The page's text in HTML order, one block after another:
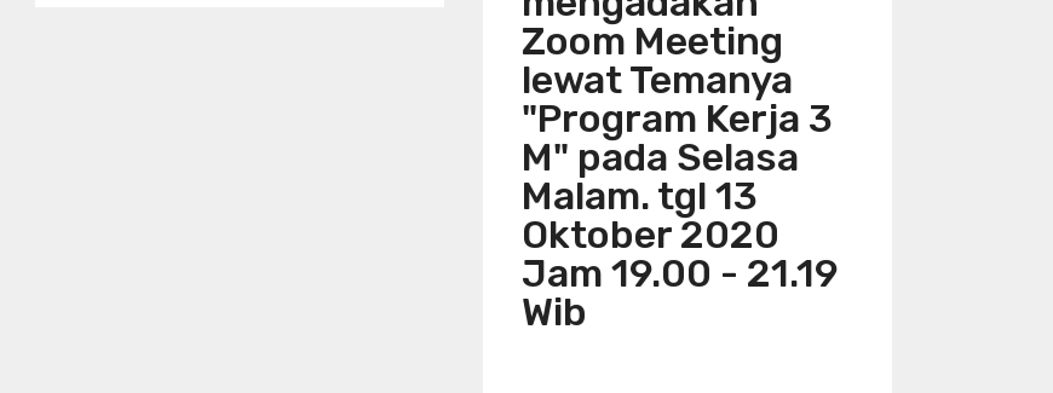
Zoom Meeting
lewat Temanya
"Program Kerja 3
M" pada Selasa
Malam. tgl 13
Oktober 2020
Jam 19.00 - 21.19
Wib